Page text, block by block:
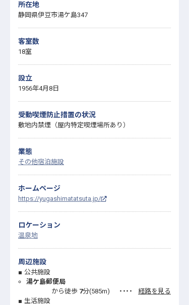
所在地
静岡県伊豆市湯ケ島347
客室数
18室
設立
1956年4月8日
受動喫煙防止措置の状況
敷地内禁煙（屋内特定喫煙場所あり）
業態
その他宿泊施設
ホームページ
https://yugashimatatsuta.jp/
ロケーション
温泉地
周辺施設
公共施設
湯ケ島郵便局
から徒歩 7分(585m) ・・・・
経路を見る
生活施設